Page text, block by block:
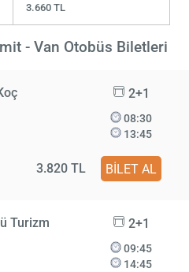
3.660 TL
- Van Otobüs Biletleri
2+1
08:30
13:45
3.820 TL BİLET AL
Turizm 2+1
09:45
14:45